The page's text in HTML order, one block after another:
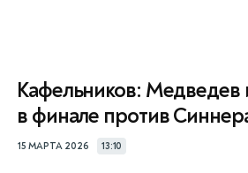
Кафельников:
в финале против
15 МАРТА 2026 13:10